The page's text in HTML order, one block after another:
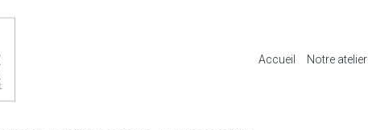
Accueil Notre atelier